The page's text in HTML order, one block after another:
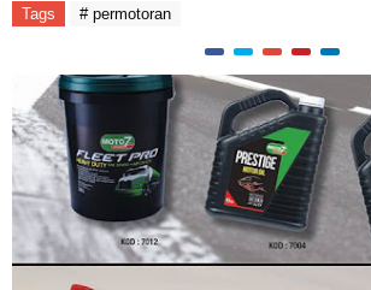
Tags # permotoran